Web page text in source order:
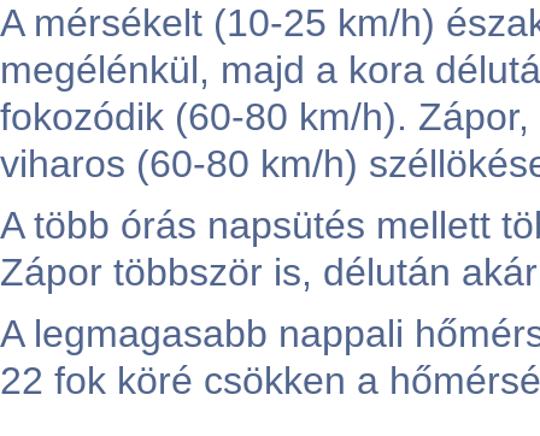
A mérsékelt (10-25 km/h)
megélénkül, majd a kora
fokozódik (60-80 km/h).
viharos (60-80 km/h)
A több órás napsütés mellett
Zápor többször is, délután
A legmagasabb nappali
22 fok köré csökken a